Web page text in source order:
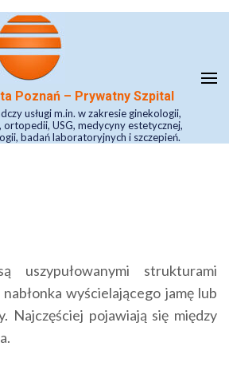
Poznań – Prywatny Szpital
usługi m.in. w zakresie ginekologii,
USG, medycyny estetycznej,
badań laboratoryjnych i szczepień.
uszypułowanymi strukturami
wyścielającego jamę lub
Najczęściej pojawiają się między